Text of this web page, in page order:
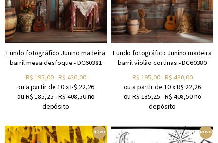
Fundo fotográfico Junino madeira
barril mesa desfoque - DC60381
R$ 195,00-R$ 430,00
ou a partir de 10xR$ 22,26
ou R$ 185,25 -R$ 408,50no
depósito
Fundo fotográfico Junino madeira
barril violão cortinas - DC60380
R$ 195,00-R$ 430,00
ou a partir de 10xR$ 22,26
ou R$ 185,25 -R$ 408,50no
depósito